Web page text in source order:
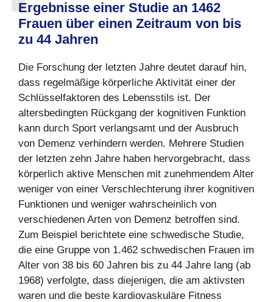
Ergebnisse einer Studie an 1462
Frauen über einen Zeitraum von bis
zu 44 Jahren
Die Forschung der letzten Jahre deutet darauf hin,
dass regelmäßige körperliche Aktivität einer der
Schlüsselfaktoren des Lebensstils ist. Der
altersbedingten Rückgang der kognitiven Funktion
kann durch Sport verlangsamt und der Ausbruch
von Demenz verhindern werden. Mehrere Studien
der letzten zehn Jahre haben hervorgebracht, dass
körperlich aktive Menschen mit zunehmendem Alter
weniger von einer Verschlechterung ihrer kognitiven
Funktionen und weniger wahrscheinlich von
verschiedenen Arten von Demenz betroffen sind.
Zum Beispiel berichtete eine schwedische Studie,
die eine Gruppe von 1.462 schwedischen Frauen im
Alter von 38 bis 60 Jahren bis zu 44 Jahre lang (ab
1968) verfolgte, dass diejenigen, die am aktivsten
waren und die beste kardiovaskuläre Fitness